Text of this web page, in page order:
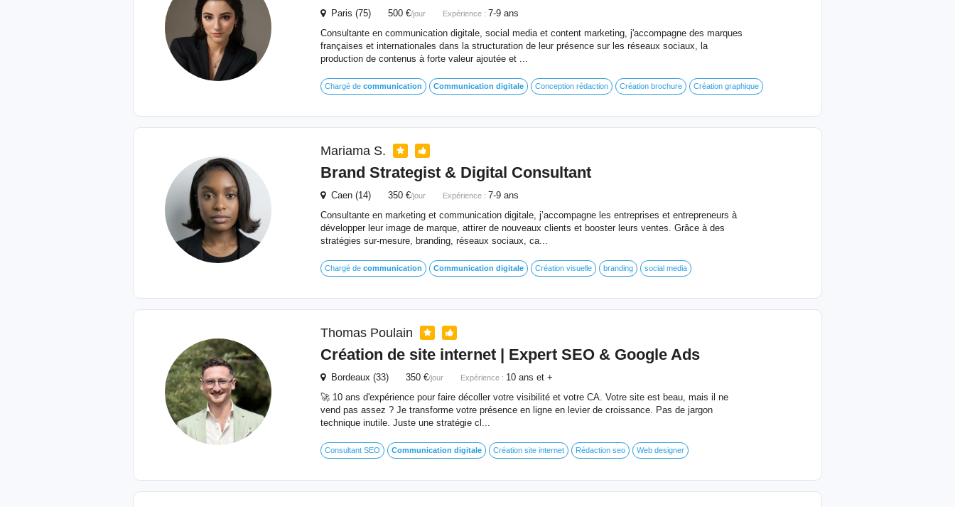
Paris (75) 500 €/jour Expérience : 7-9 ans
Consultante en communication digitale, social media et content marketing, j'accompagne des marques
françaises et internationales dans la structuration de leur présence sur les réseaux sociaux, la
production de contenus à forte valeur ajoutée et ...
Chargé de communication Communication digitale Conception rédaction Création brochure Création graphique
Mariama S.
Brand Strategist & Digital Consultant
Caen (14) 350 €/jour Expérience : 7-9 ans
Consultante en marketing et communication digitale, j’accompagne les entreprises et entrepreneurs à
développer leur image de marque, attirer de nouveaux clients et booster leurs ventes. Grâce à des
stratégies sur-mesure, branding, réseaux sociaux, ca...
Chargé de communication Communication digitale Création visuelle branding social media
Thomas Poulain
Création de site internet | Expert SEO & Google Ads
Bordeaux (33) 350 €/jour Expérience : 10 ans et +
🚀 10 ans d'expérience pour faire décoller votre visibilité et votre CA. Votre site est beau, mais il ne
vend pas assez ? Je transforme votre présence en ligne en levier de croissance. Pas de jargon
technique inutile. Juste une stratégie cl...
Consultant SEO Communication digitale Création site internet Rédaction seo Web designer